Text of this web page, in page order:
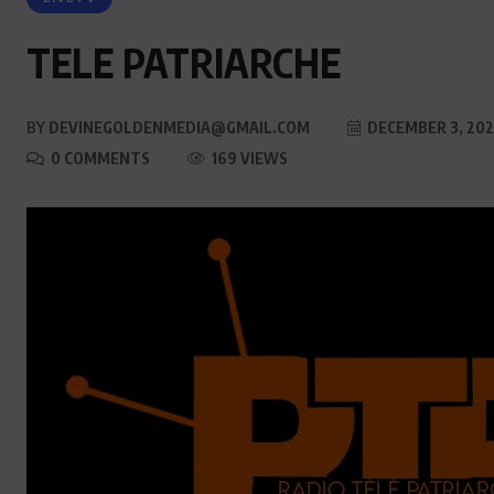
TELE PATRIARCHE
BY DEVINEGOLDENMEDIA@GMAIL.COM
DECEMBER 3,
0 COMMENTS
169 VIEWS